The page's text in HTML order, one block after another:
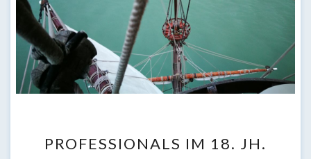
IM
PROFESSIONALS IM 18. JH.